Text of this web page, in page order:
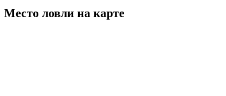
Место ловли на карте